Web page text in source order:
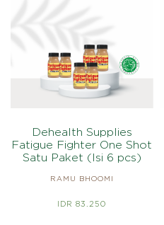
Dehealth Supplies
Fatigue Fighter One Shot
Satu Paket (Isi 6 pcs)
RAMU BHOOMI
IDR 83.250